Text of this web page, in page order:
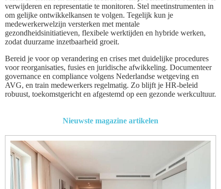
verwijderen en representatie te monitoren. Stel meetinstrumenten in
om gelijke ontwikkelkansen te volgen. Tegelijk kun je
medewerkerwelzijn versterken met mentale
gezondheidsinitiatieven, flexibele werktijden en hybride werken,
zodat duurzame inzetbaarheid groeit.
Bereid je voor op verandering en crises met duidelijke procedures
voor reorganisaties, fusies en juridische afwikkeling. Documenteer
governance en compliance volgens Nederlandse wetgeving en
AVG, en train medewerkers regelmatig. Zo blijft je HR-beleid
robuust, toekomstgericht en afgestemd op een gezonde werkcultuur.
Nieuwste magazine artikelen